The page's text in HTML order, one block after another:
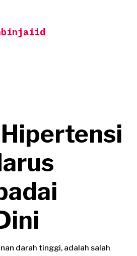
darah tinggi, adalah salah